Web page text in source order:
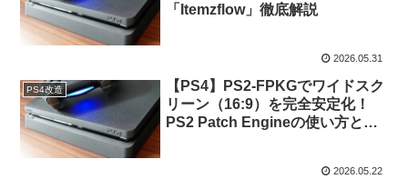
「Itemzflow」徹底解説
2026.05.31
PS4改造
【PS4】PS2-FPKGでワイドスク
リーン（16:9）を完全安定化！
PS2 Patch Engineの使い方と手
2026.05.22